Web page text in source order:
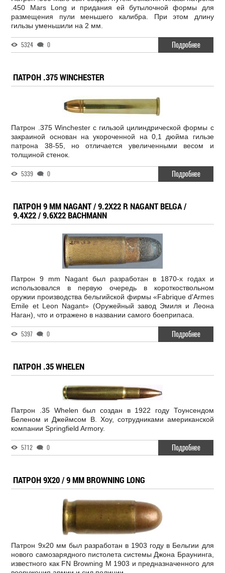
.450 Mars Long и придания ей бутылочной формы для
размещения пули меньшего калибра. При этом длину
гильзы уменьшили на 2 мм.
5324 0 Подробнее
ПАТРОН .375 WINCHESTER
Патрон .375 Winchester с гильзой цилиндрической формы с
закраиной основан на укороченной на 0,1 дюйма гильзе
патрона 38-55, но отличается увеличенными весом и
толщиной стенок.
5339 0 Подробнее
ПАТРОН 9 MM NAGANT / 9.2X22 R NAGANT BELGA /
9.4X22 / 9.6X22 BACHMANN
Патрон 9 mm Nagant был разработан в 1870-х годах и
использовался в первую очередь в короткоствольном
оружии производства бельгийской фирмы «Fabrique d'Armes
Emile et Leon Nagant» (Оружейный завод Эмиля и Леона
Наган), что и отражено в названии самого боеприпаса.
5397 0 Подробнее
ПАТРОН .35 WHELEN
Патрон .35 Whelen был создан в 1922 году Тоунсендом
Беленом и Джеймсом В. Хоу, сотрудниками американской
компании Springfield Armory.
5712 0 Подробнее
ПАТРОН 9X20 / 9 MM BROWNING LONG
Патрон 9x20 мм был разработан в 1903 году в Бельгии для
нового самозарядного пистолета системы Джона Браунинга,
известного как FN Browning M 1903 и предназначенного для